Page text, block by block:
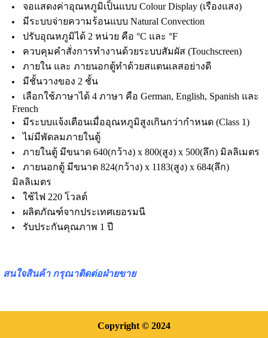
จอแสดงค่าอุณหภูมิเป็นแบบ Colour Display (เรืองแสง)
มีระบบจ่ายความร้อนแบบ Natural Convection
ปรับอุณหภูมิได้ 2 หน่วย คือ °C และ °F
ควบคุมคำสั่งการทำงานด้วยระบบสัมผัส (Touchscreen)
ภายใน และ ภายนอกตู้ทำด้วยสแตนเลสอย่างดี
มีชั้นวางของ 2 ชั้น
เลือกใช้ภาษาได้ 4 ภาษา คือ German, English, Spanish และ
French
มีระบบแจ้งเตือนเมื่ออุณหภูมิสูงเกินกว่ากำหนด (Class 1)
ไม่มีพัดลมภายในตู้
ภายในตู้ มีขนาด 640(กว้าง) x 800(สูง) x 500(ลึก) มิลลิเมตร
ภายนอกตู้ มีขนาด 824(กว้าง) x 1183(สูง) x 684(ลึก)
มิลลิเมตร
ใช้ไฟ 220 โวลต์
ผลิตภัณฑ์จากประเทศเยอรมนี
รับประกันคุณภาพ 1 ปี
สนใจสินค้า กรุณาติดต่อฝ่ายขาย
Copyright © 2024